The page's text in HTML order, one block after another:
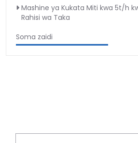
Mashine ya Kukata Miti kwa 5t/h
Rahisi wa Taka
Soma zaidi